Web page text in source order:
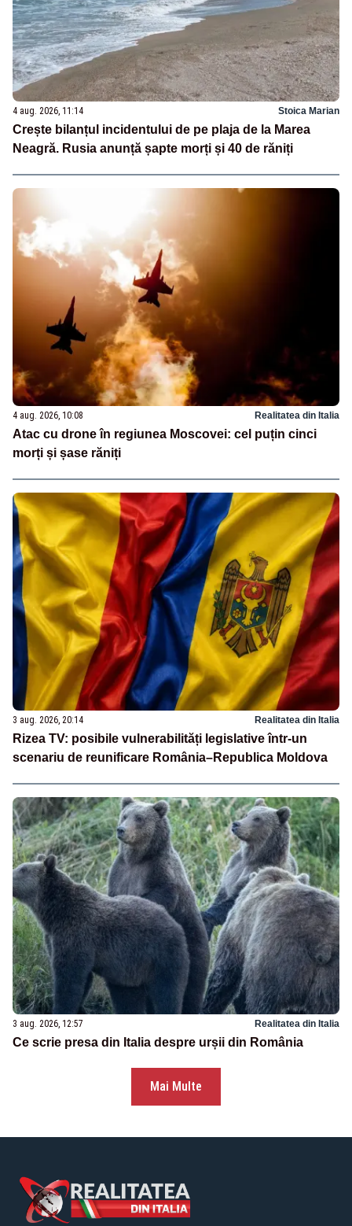
4 aug. 2026, 11:14 Stoica Marian
Crește bilanțul incidentului de pe plaja de la Marea
Neagră. Rusia anunță șapte morți și 40 de răniți
4 aug. 2026, 10:08 Realitatea din Italia
Atac cu drone în regiunea Moscovei: cel puțin cinci
morți și șase răniți
3 aug. 2026, 20:14 Realitatea din Italia
Rizea TV: posibile vulnerabilități legislative într-un
scenariu de reunificare România–Republica Moldova
3 aug. 2026, 12:57 Realitatea din Italia
Ce scrie presa din Italia despre urșii din România
Mai Multe